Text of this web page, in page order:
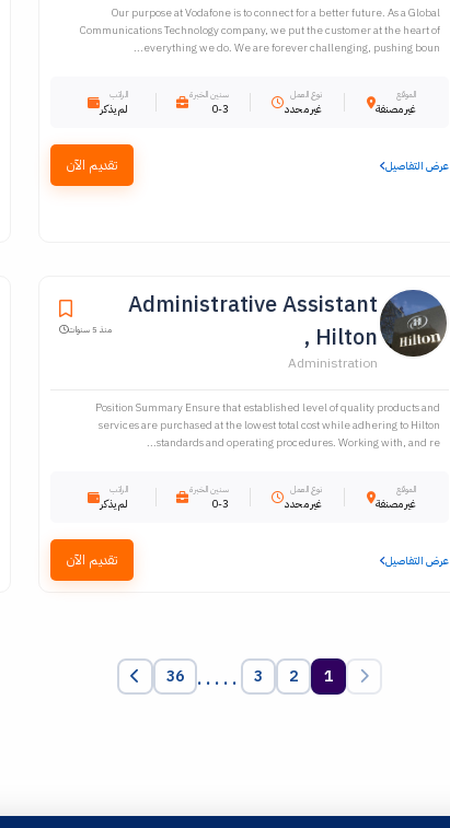
Our purpose at Vodafone is to connect for a better future. As a Global
Communications Technology company, we put the customer at the heart of
everything we do. We are forever challenging, pushing boun...
الموقع
غير مصنفة
نوع العمل
غير محدد
سنين الخبرة
0-3
الراتب
لم يذكر
عرض التفاصيل تقديم الآن
Administrative Assistant
, Hilton
Administration
منذ 5 سنوات
Position Summary Ensure that established level of quality products and
services are purchased at the lowest total cost while adhering to Hilton
standards and operating procedures. Working with, and re...
الموقع
غير مصنفة
نوع العمل
غير محدد
سنين الخبرة
0-3
الراتب
لم يذكر
عرض التفاصيل تقديم الآن
1
2
3
.....
36